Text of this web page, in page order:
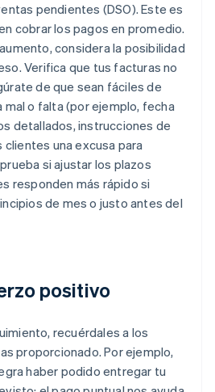
pendientes (DSO). Este es
cobrar los pagos en promedio.
considera la posibilidad
Verifica que tus facturas no
de que sean fáciles de
mal o falta (por ejemplo, fecha
detallados, instrucciones de
clientes una excusa para
si ajustar los plazos
responden más rápido si
de mes o justo antes del
positivo
recuérdales a los
proporcionado. Por ejemplo,
haber podido entregar tu